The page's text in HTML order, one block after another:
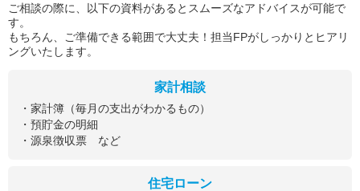
ご相談の際に、以下の資料があるとスムーズなアドバイスが可能で
す。
もちろん、ご準備できる範囲で大丈夫！担当FPがしっかりとヒアリ
ングいたします。
家計相談
・家計簿（毎月の支出がわかるもの）
・預貯金の明細
・源泉徴収票 など
住宅ローン